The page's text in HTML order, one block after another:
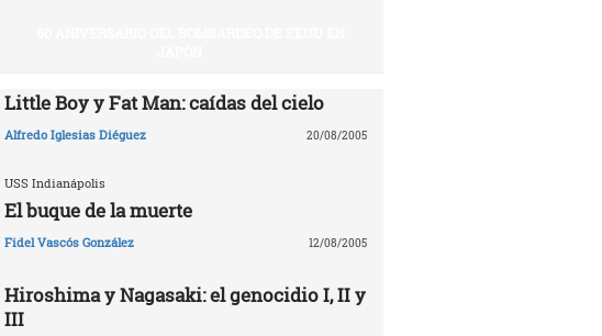
Little Boy y Fat Man: caídas del cielo
Alfredo Iglesias Diéguez 20/08/2005
USS Indianápolis
El buque de la muerte
Fidel Vascós González 12/08/2005
Hiroshima y Nagasaki: el genocidio I, II y
III